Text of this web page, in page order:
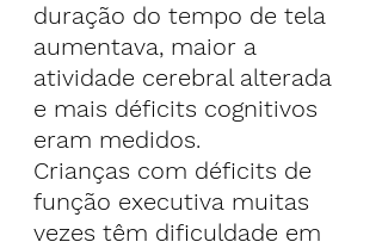
duração do tempo de tela
aumentava, maior a
atividade cerebral alterada
e mais déficits cognitivos
eram medidos.
Crianças com déficits de
função executiva muitas
vezes têm dificuldade em